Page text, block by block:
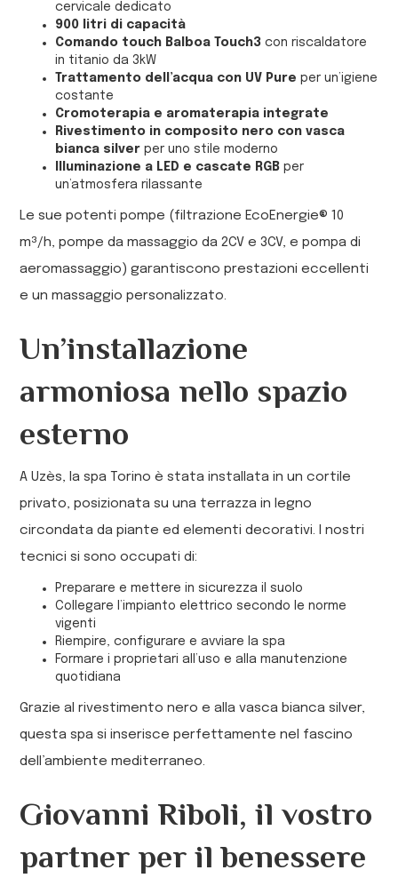
cervicale dedicato
900 litri di capacità
Comando touch Balboa Touch3 con riscaldatore
in titanio da 3kW
Trattamento dell’acqua con UV Pure per un’igiene
costante
Cromoterapia e aromaterapia integrate
Rivestimento in composito nero con vasca
bianca silver per uno stile moderno
Illuminazione a LED e cascate RGB per
un’atmosfera rilassante
Le sue potenti pompe (filtrazione EcoEnergie® 10
m³/h, pompe da massaggio da 2CV e 3CV, e pompa di
aeromassaggio) garantiscono prestazioni eccellenti
e un massaggio personalizzato.
Un’installazione
armoniosa nello spazio
esterno
A Uzès, la spa Torino è stata installata in un cortile
privato, posizionata su una terrazza in legno
circondata da piante ed elementi decorativi. I nostri
tecnici si sono occupati di:
Preparare e mettere in sicurezza il suolo
Collegare l’impianto elettrico secondo le norme
vigenti
Riempire, configurare e avviare la spa
Formare i proprietari all’uso e alla manutenzione
quotidiana
Grazie al rivestimento nero e alla vasca bianca silver,
questa spa si inserisce perfettamente nel fascino
dell’ambiente mediterraneo.
Giovanni Riboli, il vostro
partner per il benessere